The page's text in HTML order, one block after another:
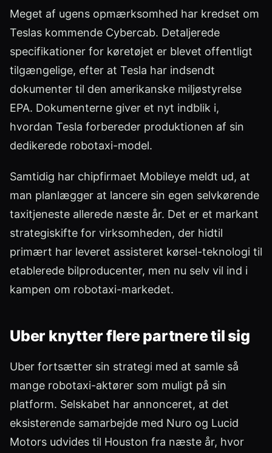
Meget af ugens opmærksomhed har kredset om
Teslas kommende Cybercab. Detaljerede
specifikationer for køretøjet er blevet offentligt
tilgængelige, efter at Tesla har indsendt
dokumenter til den amerikanske miljøstyrelse
EPA. Dokumenterne giver et nyt indblik i,
hvordan Tesla forbereder produktionen af sin
dedikerede robotaxi-model.
Samtidig har chipfirmaet Mobileye meldt ud, at
man planlægger at lancere sin egen selvkørende
taxitjeneste allerede næste år. Det er et markant
strategiskifte for virksomheden, der hidtil
primært har leveret assisteret kørsel-teknologi til
etablerede bilproducenter, men nu selv vil ind i
kampen om robotaxi-markedet.
Uber knytter flere partnere til sig
Uber fortsætter sin strategi med at samle så
mange robotaxi-aktører som muligt på sin
platform. Selskabet har annonceret, at det
eksisterende samarbejde med Nuro og Lucid
Motors udvides til Houston fra næste år, hvor